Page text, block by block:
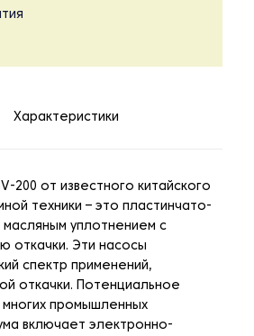
Характеристики
200 от известного китайского
техники – это пластинчато-
уплотнением с
откачки. Эти насосы
спектр применений,
откачки. Потенциальное
многих промышленных
включает электронно-